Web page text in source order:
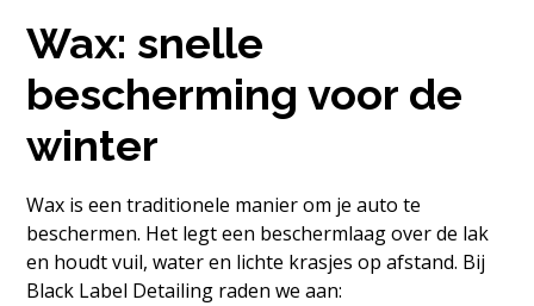
Wax: snelle
bescherming voor de
winter
Wax is een traditionele manier om je auto te
beschermen. Het legt een beschermlaag over de lak
en houdt vuil, water en lichte krasjes op afstand. Bij
Black Label Detailing raden we aan: